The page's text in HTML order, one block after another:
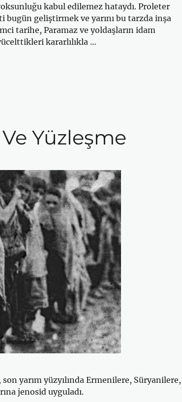
kabul edilemez hataydı. Proleter
bugün geliştirmek ve yarını bu tarzda inşa
tarihe, Paramaz ve yoldaşların idam
kararlılıkla …
Yüzleşme
yarım yüzyılında Ermenilere, Süryanilere,
jenosid uyguladı.